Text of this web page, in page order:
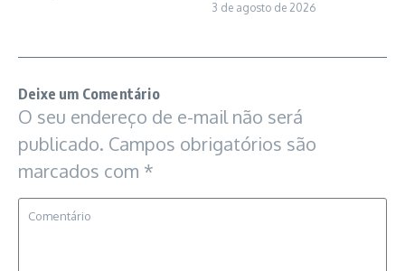
3 de agosto de 2026
Deixe um Comentário
O seu endereço de e-mail não será
publicado. Campos obrigatórios são
marcados com *